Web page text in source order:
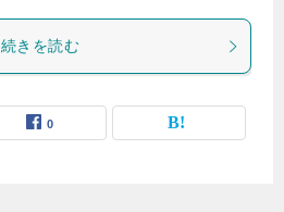
続きを読む
0